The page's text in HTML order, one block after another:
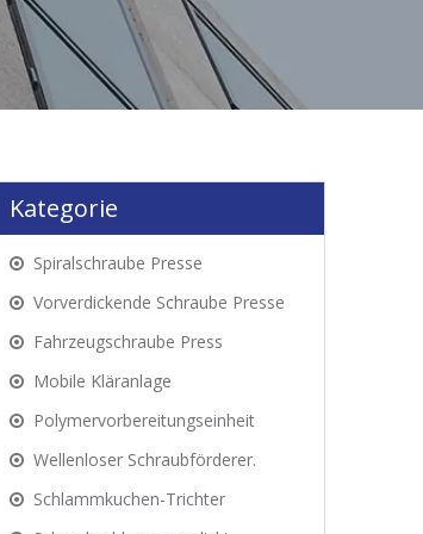
Kategorie
Spiralschraube Presse
Vorverdickende Schraube Presse
Fahrzeugschraube Press
Mobile Kläranlage
Polymervorbereitungseinheit
Wellenloser Schraubförderer.
Schlammkuchen-Trichter